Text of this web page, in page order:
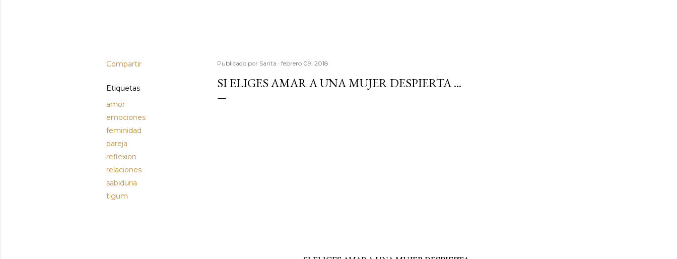
Compartir
Etiquetas
amor
emociones
feminidad
pareja
reflexion
relaciones
sabiduria
tigum
Publicado por Sarita febrero 09, 2018
SI ELIGES AMAR A UNA MUJER DESPIERTA ...